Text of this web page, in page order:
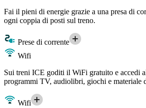
Fai il pieni di energie grazie a una presa di
ogni coppia di posti sul treno.
Prese di corrente
Wifi
Sui treni ICE goditi il WiFi gratuito e accedi
programmi TV, audiolibri, giochi e materiale
Wifi